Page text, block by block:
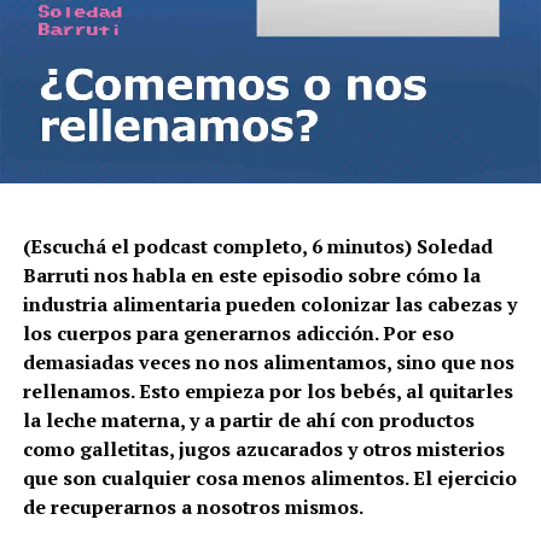
Edición y cocina radifónica: Mariano Randazzo
(Escuchá el podcast completo, 6 minutos) Soledad
Barruti nos habla en este episodio sobre cómo la
industria alimentaria pueden colonizar las cabezas y
los cuerpos para generarnos adicción. Por eso
demasiadas veces no nos alimentamos, sino que nos
rellenamos. Esto empieza por los bebés, al quitarles
la leche materna, y a partir de ahí con productos
como galletitas, jugos azucarados y otros misterios
que son cualquier cosa menos alimentos. El ejercicio
de recuperarnos a nosotros mismos.